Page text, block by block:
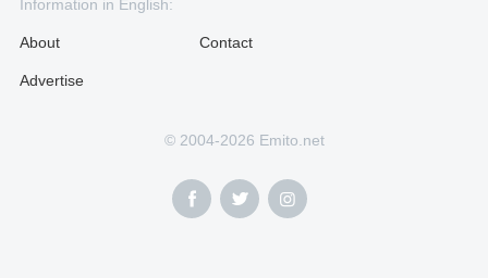
Information in English:
About
Advertise
Contact
© 2004-2026 Emito.net